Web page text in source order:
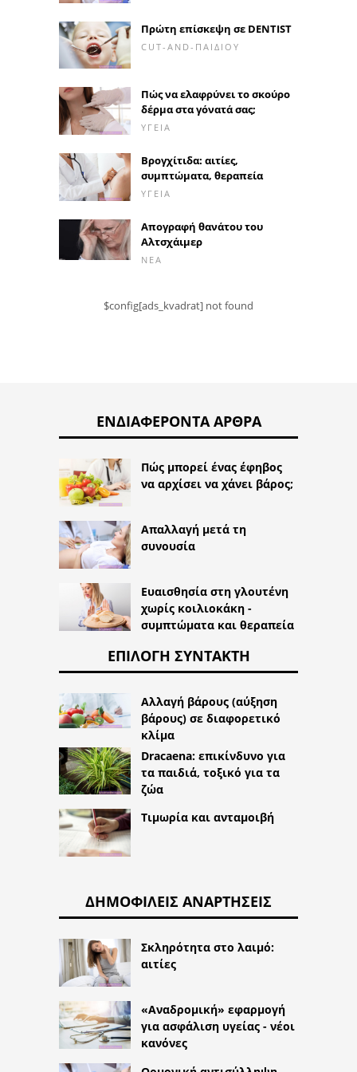
Πρώτη επίσκεψη σε DENTIST
CUT-AND-ΠΑΙΔΙΟΎ
Πώς να ελαφρύνει το σκούρο
δέρμα στα γόνατά σας;
ΥΓΕΊΑ
Βρογχίτιδα: αιτίες,
συμπτώματα, θεραπεία
ΥΓΕΊΑ
Απογραφή θανάτου του
Αλτσχάιμερ
ΝΈΑ
$config[ads_kvadrat] not found
ΕΝΔΙΑΦΈΡΟΝΤΑ ΆΡΘΡΑ
Πώς μπορεί ένας έφηβος
να αρχίσει να χάνει βάρος;
Απαλλαγή μετά τη
συνουσία
Ευαισθησία στη γλουτένη
χωρίς κοιλιοκάκη -
συμπτώματα και θεραπεία
ΕΠΙΛΟΓΉ ΣΥΝΤΆΚΤΗ
Αλλαγή βάρους (αύξηση
βάρους) σε διαφορετικό
κλίμα
Dracaena: επικίνδυνο για
τα παιδιά, τοξικό για τα
ζώα
Τιμωρία και ανταμοιβή
ΔΗΜΟΦΙΛΕΊΣ ΑΝΑΡΤΉΣΕΙΣ
Σκληρότητα στο λαιμό:
αιτίες
«Αναδρομική» εφαρμογή
για ασφάλιση υγείας - νέοι
κανόνες